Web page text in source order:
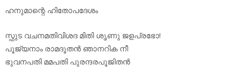
ഹനുമാന്റെ ഹിതോപദേശം
സ്ഫുട വചനമതിവിശദ മിതി ശൃണു ജളപ്രഭോ!
പൂജ്യനാം രാമദൂതന്‍ ഞാനറിക നീ
ഭുവനപതി മമപതി പുരന്ദരപൂജിതന്‍